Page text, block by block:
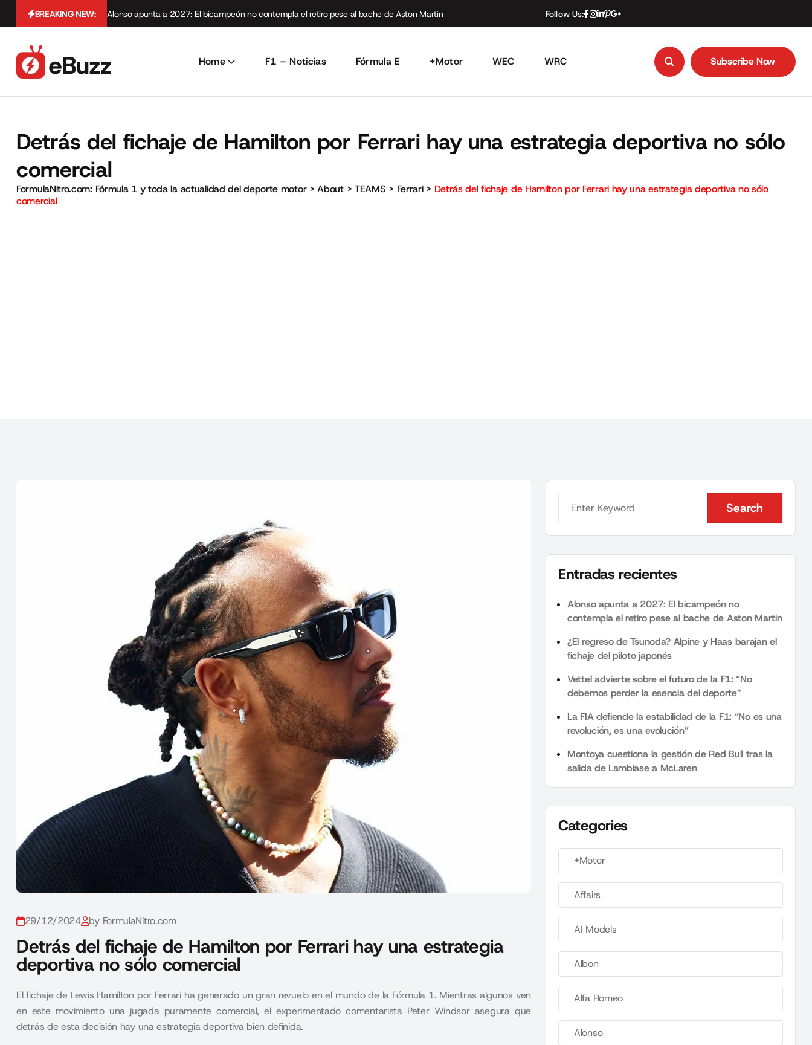
BREAKING NEW: Alonso apunta a 2027: El bicampeón no contempla el retiro pese al bache de Aston Martin Follow Us:
Home F1 – Noticias Fórmula E +Motor WEC WRC Subscribe Now
Detrás del fichaje de Hamilton por Ferrari hay una estrategia deportiva no sólo
comercial
FormulaNitro.com: Fórmula 1 y toda la actualidad del deporte motor>About> TEAMS > Ferrari> Detrás del fichaje de Hamilton por Ferrari hay una estrategia deportiva no sólo
comercial
29/12/2024 by FormulaNitro.com
Detrás del fichaje de Hamilton por Ferrari hay una estrategia
deportiva no sólo comercial
El fichaje de Lewis Hamilton por Ferrari ha generado un gran revuelo en el mundo de la Fórmula 1. Mientras algunos ven
en este movimiento una jugada puramente comercial, el experimentado comentarista Peter Windsor asegura que
detrás de esta decisión hay una estrategia deportiva bien definida.
Search
Search
Entradas recientes
Alonso apunta a 2027: El bicampeón no
contempla el retiro pese al bache de Aston Martin
¿El regreso de Tsunoda? Alpine y Haas barajan el
fichaje del piloto japonés
Vettel advierte sobre el futuro de la F1: “No
debemos perder la esencia del deporte”
La FIA defiende la estabilidad de la F1: “No es una
revolución, es una evolución”
Montoya cuestiona la gestión de Red Bull tras la
salida de Lambiase a McLaren
Categories
+Motor
Affairs
AI Models
Albon
Alfa Romeo
Alonso